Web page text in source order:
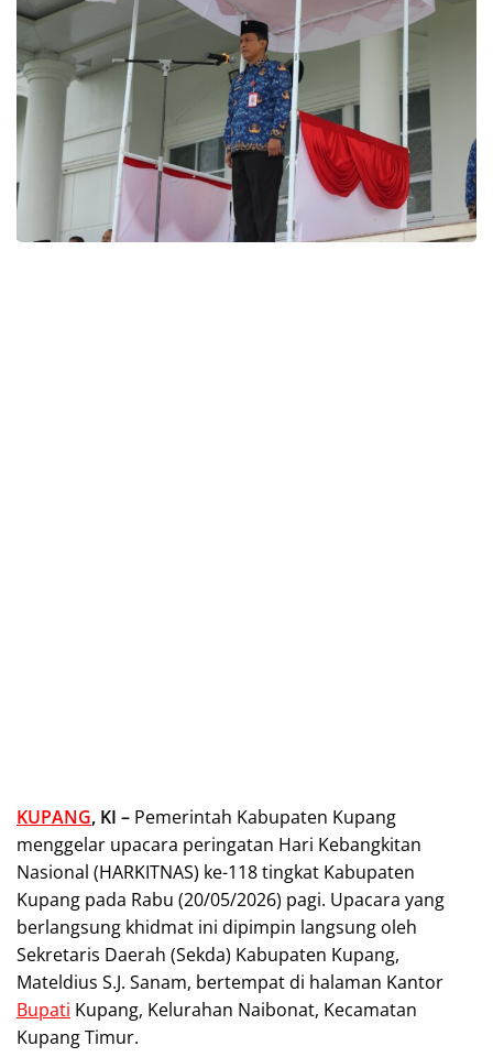
KUPANG, KI – Pemerintah Kabupaten Kupang
menggelar upacara peringatan Hari Kebangkitan
Nasional (HARKITNAS) ke-118 tingkat Kabupaten
Kupang pada Rabu (20/05/2026) pagi. Upacara yang
berlangsung khidmat ini dipimpin langsung oleh
Sekretaris Daerah (Sekda) Kabupaten Kupang,
Mateldius S.J. Sanam, bertempat di halaman Kantor
Bupati Kupang, Kelurahan Naibonat, Kecamatan
Kupang Timur.